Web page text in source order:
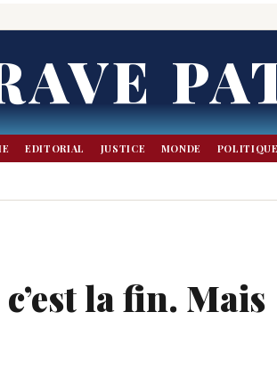
EDITORIAL JUSTICE MONDE POLITIQUE
la fin. Mais